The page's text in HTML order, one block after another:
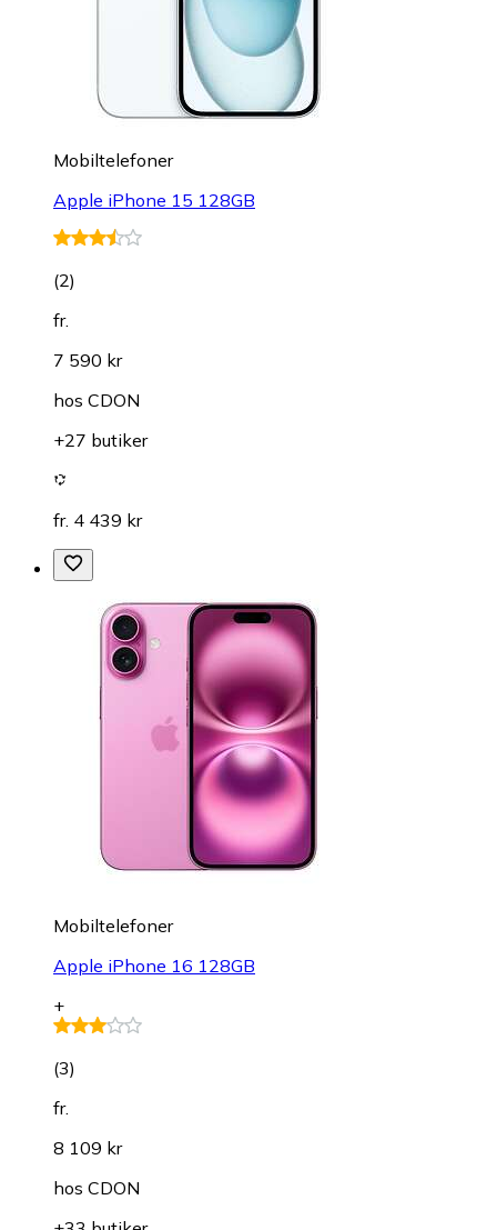
Mobiltelefoner
Apple iPhone 15 128GB
(2)
fr.
7 590 kr
hos CDON
+27 butiker
fr. 4 439 kr
Mobiltelefoner
Apple iPhone 16 128GB
+
(3)
fr.
8 109 kr
hos CDON